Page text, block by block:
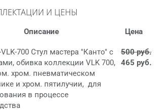
И ЦЕНЫ
Описание Цена
700 Стул мастера "Канто" с
обивка коллекции VLK 700,
хром. пневматическом
и хром. пятилучии, для
в процессе
500 руб.
465 руб.